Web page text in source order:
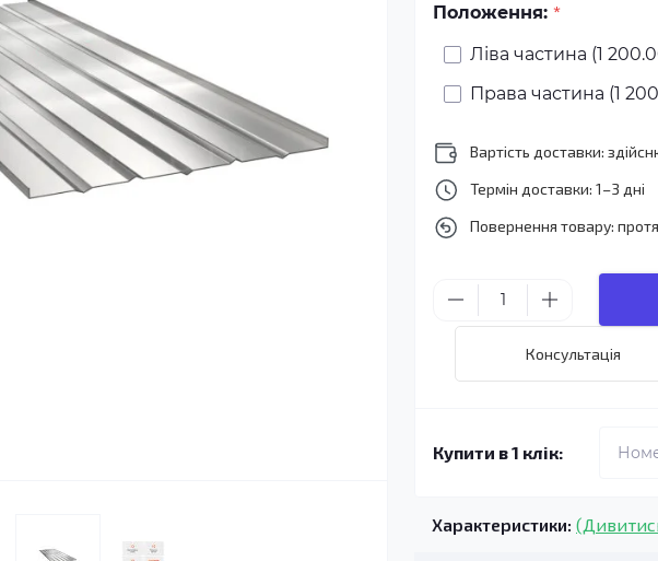
Положення: *
Ліва частина (1
Права частина (1
Вартість доставки:
Термін доставки: 1–3 дні
Повернення товару:
Консультація
Купити в 1 клік:
Характеристики: